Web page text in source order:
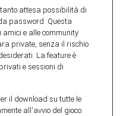
attesa possibilità di
password. Questa
e alle community
private, senza il rischio
La feature è
e sessioni di
il download su tutte le
all'avvio del gioco.